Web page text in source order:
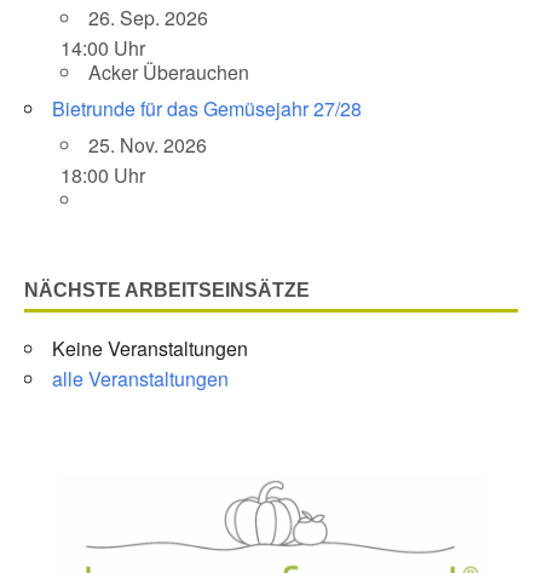
26. Sep. 2026
14:00 Uhr
Acker Überauchen
Bietrunde für das Gemüsejahr 27/28
25. Nov. 2026
18:00 Uhr
NÄCHSTE ARBEITSEINSÄTZE
Keine Veranstaltungen
alle Veranstaltungen